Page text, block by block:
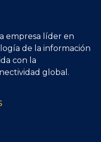
empresa líder en
de la información
con la
global.